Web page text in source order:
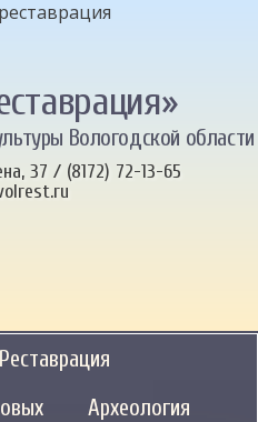
Вологодской области
37 / (8172) 72-13-65
Реставрация
Археология